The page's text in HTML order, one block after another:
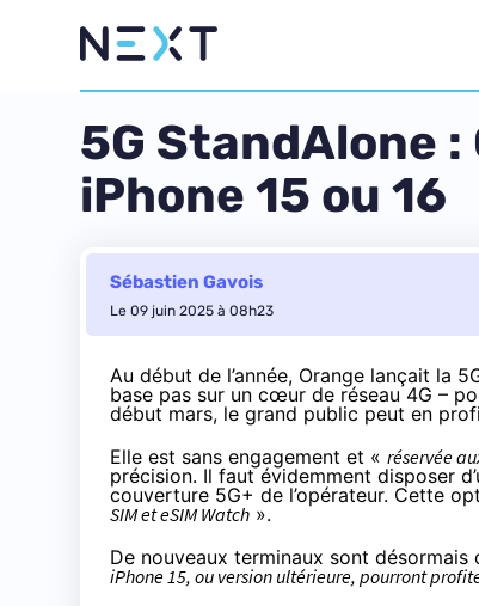
5G StandAlone
iPhone 15 ou 16
Sébastien Gavois
Le 09 juin 2025 à 08h23
Au début de l’année, Orange lançait la
base pas sur un cœur de réseau 4G –
début mars, le grand public peut en
Elle est sans engagement et « réservée
précision. Il faut évidemment disposer
couverture 5G+ de l’opérateur. Cette
SIM et eSIM Watch ».
De nouveaux terminaux sont
iPhone 15, ou version ultérieure, pourront